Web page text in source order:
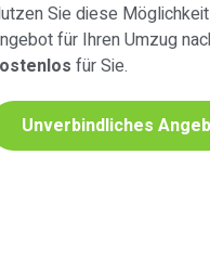
Sie diese
für Ihren Umzug
für Sie.
Unverbindliches